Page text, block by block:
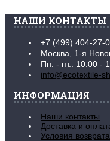
НАШИ КОНТАКТЫ
+7 (499) 404-27-
Москва, 1-я
Пн. - пт.: 10.00 -
info@ecotextile-
ИНФОРМАЦИЯ
Наши контакты
Доставка и
Условия возврата